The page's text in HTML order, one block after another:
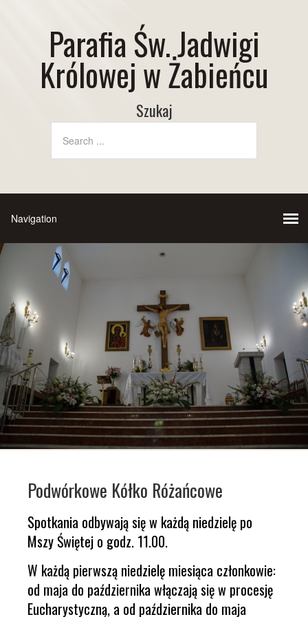
Parafia Św. Jadwigi
Królowej w Żabieńcu
Szukaj
Podwórkowe Kółko Różańcowe
Spotkania odbywają się w każdą niedzielę po
Mszy Świętej o godz. 11.00.
W każdą pierwszą niedzielę miesiąca członkowie:
od maja do października włączają się w procesję
Eucharystyczną, a od października do maja